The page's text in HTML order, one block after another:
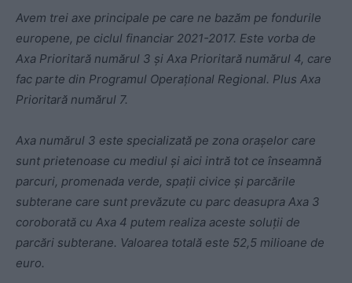
Avem trei axe principale pe care ne bazăm pe fondurile
europene, pe ciclul financiar 2021-2017. Este vorba de
Axa Prioritară numărul 3 și Axa Prioritară numărul 4, care
fac parte din Programul Operațional Regional. Plus Axa
Prioritară numărul 7.
Axa numărul 3 este specializată pe zona orașelor care
sunt prietenoase cu mediul și aici intră tot ce înseamnă
parcuri, promenada verde, spații civice și parcările
subterane care sunt prevăzute cu parc deasupra Axa 3
coroborată cu Axa 4 putem realiza aceste soluții de
parcări subterane. Valoarea totală este 52,5 milioane de
euro.